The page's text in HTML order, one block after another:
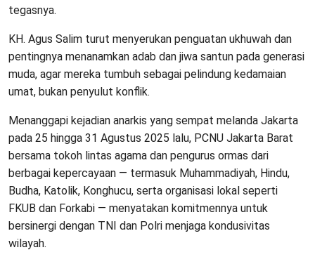
tegasnya.
KH. Agus Salim turut menyerukan penguatan ukhuwah dan
pentingnya menanamkan adab dan jiwa santun pada generasi
muda, agar mereka tumbuh sebagai pelindung kedamaian
umat, bukan penyulut konflik.
Menanggapi kejadian anarkis yang sempat melanda Jakarta
pada 25 hingga 31 Agustus 2025 lalu, PCNU Jakarta Barat
bersama tokoh lintas agama dan pengurus ormas dari
berbagai kepercayaan — termasuk Muhammadiyah, Hindu,
Budha, Katolik, Konghucu, serta organisasi lokal seperti
FKUB dan Forkabi — menyatakan komitmennya untuk
bersinergi dengan TNI dan Polri menjaga kondusivitas
wilayah.